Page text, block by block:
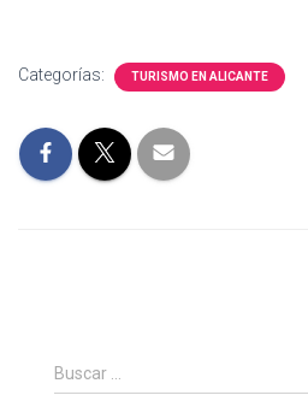
Categorías: TURISMO EN ALICANTE
B
u
Buscar …